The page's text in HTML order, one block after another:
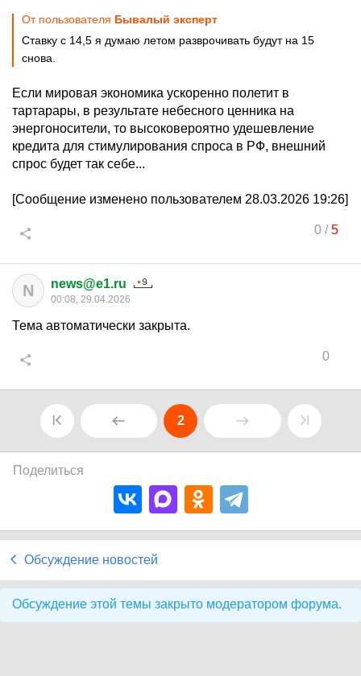
От пользователя Бывалый эксперт
Ставку с 14,5 я думаю летом разврочивать будут на 15
снова.
Если мировая экономика ускоренно полетит в
тартарары, в результате небесного ценника на
энергоносители, то высоковероятно удешевление
кредита для стимулирования спроса в РФ, внешний
спрос будет так себе...
[Сообщение изменено пользователем 28.03.2026 19:26]
0/5
N news@e1.ru
00:08, 29.04.2026
Тема автоматически закрыта.
0
2
Поделиться
Обсуждение новостей
Обсуждение этой темы закрыто модератором форума.